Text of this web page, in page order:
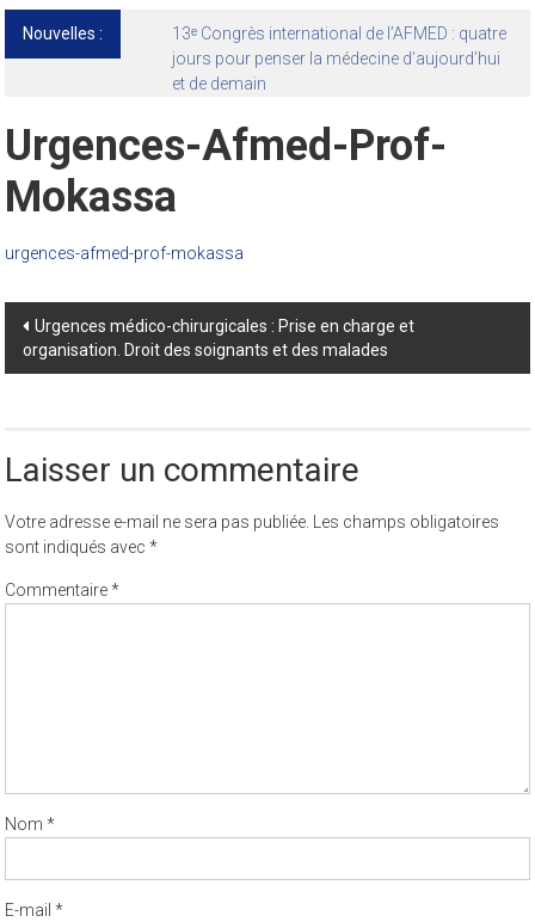
Nouvelles :
13ᵉ Congrès international de l’AFMED : quatre
jours pour penser la médecine d’aujourd’hui
et de demain
Urgences-Afmed-Prof-
Mokassa
urgences-afmed-prof-mokassa
Post
navigation
Urgences médico-chirurgicales : Prise en charge et
organisation. Droit des soignants et des malades
Laisser un commentaire
Votre adresse e-mail ne sera pas publiée. Les champs obligatoires
sont indiqués avec*
Commentaire*
Nom*
E-mail*